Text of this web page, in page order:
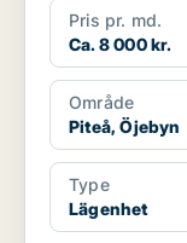
Pris pr. md.
Ca. 8 000 kr.
Område
Piteå, Öjebyn
Type
Lägenhet